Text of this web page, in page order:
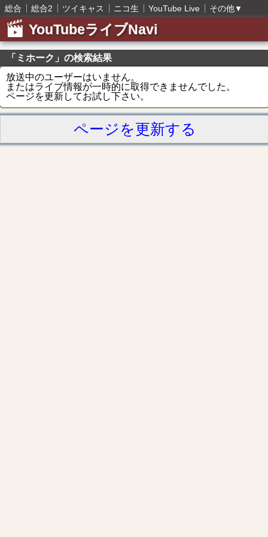
総合 総合2 ツイキャス ニコ生 YouTube Live その他▼
YouTubeライブNavi
「ミホーク」の検索結果
放送中のユーザーはいません。
またはライブ情報が一時的に取得できませんでした。
ページを更新してお試し下さい。
ページを更新する